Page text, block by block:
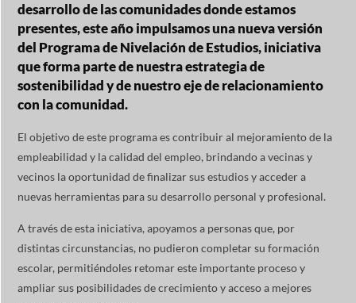
desarrollo de las comunidades donde estamos
presentes, este año impulsamos una nueva versión
del Programa de Nivelación de Estudios, iniciativa
que forma parte de nuestra estrategia de
sostenibilidad y de nuestro eje de relacionamiento
con la comunidad.
El objetivo de este programa es contribuir al mejoramiento de la
empleabilidad y la calidad del empleo, brindando a vecinas y
vecinos la oportunidad de finalizar sus estudios y acceder a
nuevas herramientas para su desarrollo personal y profesional.
A través de esta iniciativa, apoyamos a personas que, por
distintas circunstancias, no pudieron completar su formación
escolar, permitiéndoles retomar este importante proceso y
ampliar sus posibilidades de crecimiento y acceso a mejores